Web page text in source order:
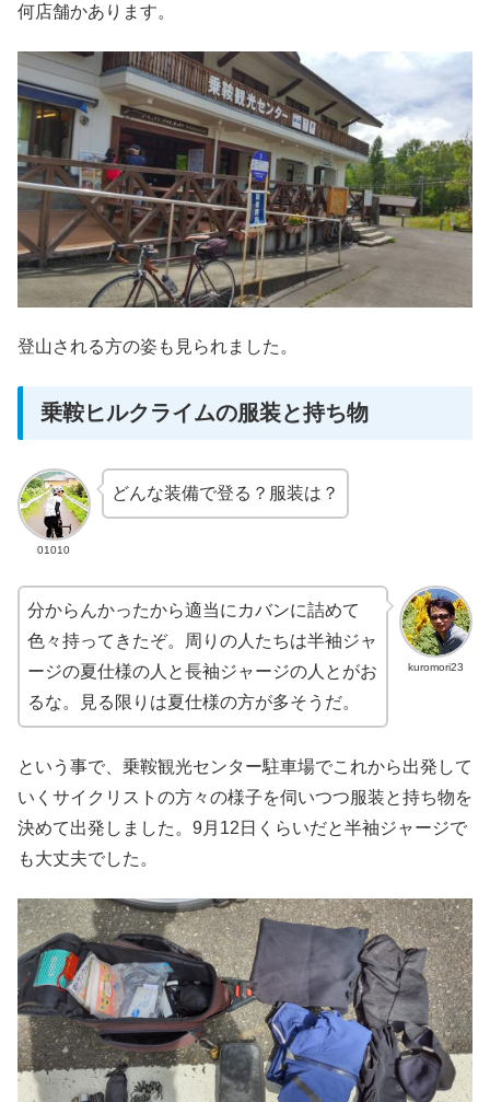
何店舗かあります。
登山される方の姿も見られました。
乗鞍ヒルクライムの服装と持ち物
01010
どんな装備で登る？服装は？
kuromori23
分からんかったから適当にカバンに詰めて
色々持ってきたぞ。周りの人たちは半袖ジャ
ージの夏仕様の人と長袖ジャージの人とがお
るな。見る限りは夏仕様の方が多そうだ。
という事で、乗鞍観光センター駐車場でこれから出発して
いくサイクリストの方々の様子を伺いつつ服装と持ち物を
決めて出発しました。9月12日くらいだと半袖ジャージで
も大丈夫でした。